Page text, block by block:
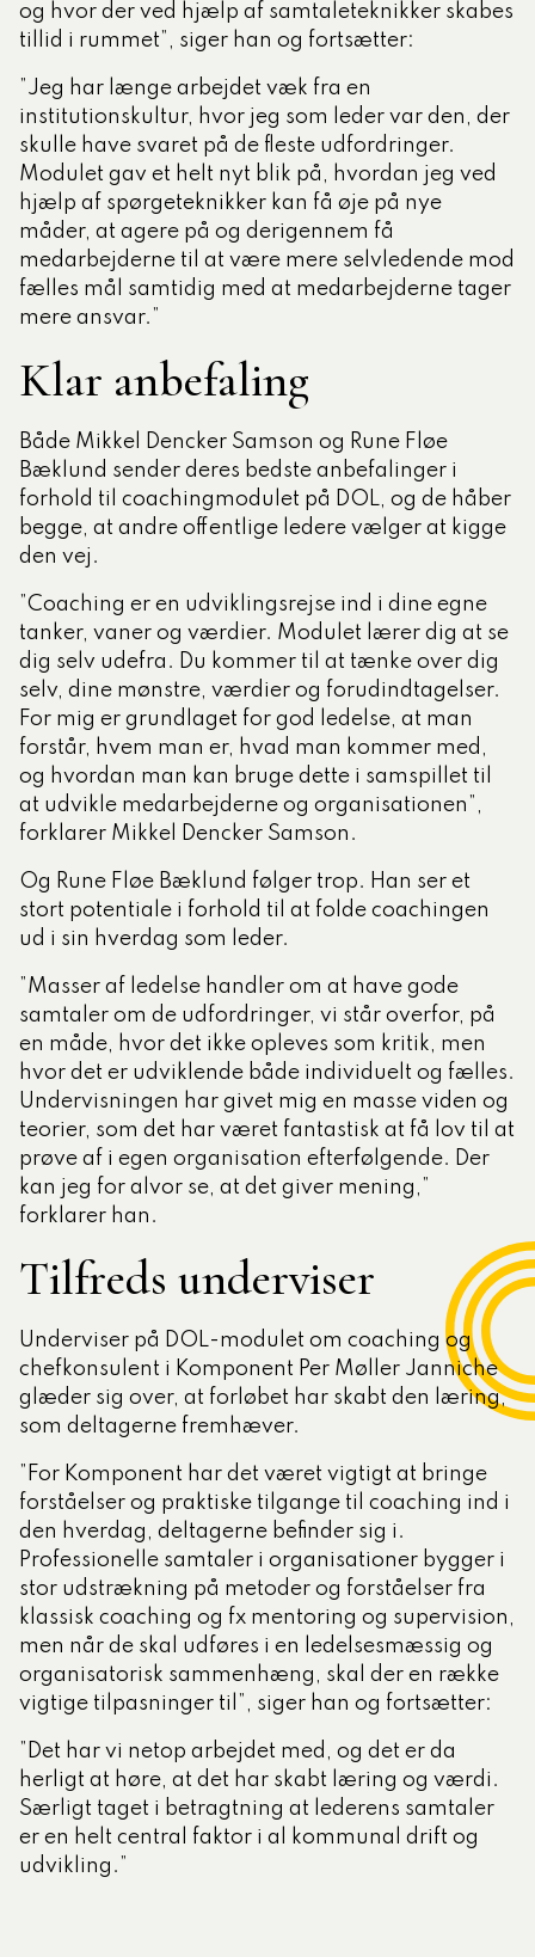
og hvor der ved hjælp af samtaleteknikker skabes
tillid i rummet”, siger han og fortsætter:
”Jeg har længe arbejdet væk fra en
institutionskultur, hvor jeg som leder var den, der
skulle have svaret på de fleste udfordringer.
Modulet gav et helt nyt blik på, hvordan jeg ved
hjælp af spørgeteknikker kan få øje på nye
måder, at agere på og derigennem få
medarbejderne til at være mere selvledende mod
fælles mål samtidig med at medarbejderne tager
mere ansvar.”
Klar anbefaling
Både Mikkel Dencker Samson og Rune Fløe
Bæklund sender deres bedste anbefalinger i
forhold til coachingmodulet på DOL, og de håber
begge, at andre offentlige ledere vælger at kigge
den vej.
”Coaching er en udviklingsrejse ind i dine egne
tanker, vaner og værdier. Modulet lærer dig at se
dig selv udefra. Du kommer til at tænke over dig
selv, dine mønstre, værdier og forudindtagelser.
For mig er grundlaget for god ledelse, at man
forstår, hvem man er, hvad man kommer med,
og hvordan man kan bruge dette i samspillet til
at udvikle medarbejderne og organisationen”,
forklarer Mikkel Dencker Samson.
Og Rune Fløe Bæklund følger trop. Han ser et
stort potentiale i forhold til at folde coachingen
ud i sin hverdag som leder.
”Masser af ledelse handler om at have gode
samtaler om de udfordringer, vi står overfor, på
en måde, hvor det ikke opleves som kritik, men
hvor det er udviklende både individuelt og fælles.
Undervisningen har givet mig en masse viden og
teorier, som det har været fantastisk at få lov til at
prøve af i egen organisation efterfølgende. Der
kan jeg for alvor se, at det giver mening,”
forklarer han.
Tilfreds underviser
Underviser på DOL-modulet om coaching og
chefkonsulent i Komponent Per Møller Janniche
glæder sig over, at forløbet har skabt den læring,
som deltagerne fremhæver.
”For Komponent har det været vigtigt at bringe
forståelser og praktiske tilgange til coaching ind i
den hverdag, deltagerne befinder sig i.
Professionelle samtaler i organisationer bygger i
stor udstrækning på metoder og forståelser fra
klassisk coaching og fx mentoring og supervision,
men når de skal udføres i en ledelsesmæssig og
organisatorisk sammenhæng, skal der en række
vigtige tilpasninger til”, siger han og fortsætter:
”Det har vi netop arbejdet med, og det er da
herligt at høre, at det har skabt læring og værdi.
Særligt taget i betragtning at lederens samtaler
er en helt central faktor i al kommunal drift og
udvikling.”